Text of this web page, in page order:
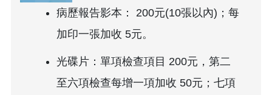
病歷報告影本： 200元(10張以內)；每
加印一張加收 5元。
光碟片：單項檢查項目 200元，第二
至六項檢查每增一項加收 50元；七項